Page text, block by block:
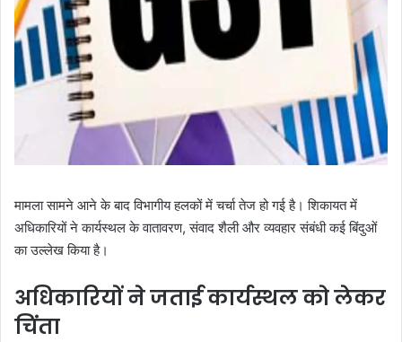
मामला सामने आने के बाद विभागीय हलकों में चर्चा तेज हो गई है। शिकायत में
अधिकारियों ने कार्यस्थल के वातावरण, संवाद शैली और व्यवहार संबंधी कई बिंदुओं
का उल्लेख किया है।
अधिकारियों ने जताई कार्यस्थल को लेकर
चिंता